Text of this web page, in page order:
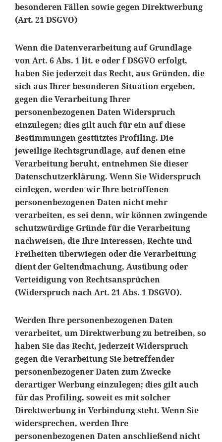
besonderen Fällen sowie gegen Direktwerbung
(Art. 21 DSGVO)
Wenn die Datenverarbeitung auf Grundlage
von Art. 6 Abs. 1 lit. e oder f DSGVO erfolgt,
haben Sie jederzeit das Recht, aus Gründen, die
sich aus Ihrer besonderen Situation ergeben,
gegen die Verarbeitung Ihrer
personenbezogenen Daten Widerspruch
einzulegen; dies gilt auch für ein auf diese
Bestimmungen gestütztes Profiling. Die
jeweilige Rechtsgrundlage, auf denen eine
Verarbeitung beruht, entnehmen Sie dieser
Datenschutzerklärung. Wenn Sie Widerspruch
einlegen, werden wir Ihre betroffenen
personenbezogenen Daten nicht mehr
verarbeiten, es sei denn, wir können zwingende
schutzwürdige Gründe für die Verarbeitung
nachweisen, die Ihre Interessen, Rechte und
Freiheiten überwiegen oder die Verarbeitung
dient der Geltendmachung, Ausübung oder
Verteidigung von Rechtsansprüchen
(Widerspruch nach Art. 21 Abs. 1 DSGVO).
Werden Ihre personenbezogenen Daten
verarbeitet, um Direktwerbung zu betreiben, so
haben Sie das Recht, jederzeit Widerspruch
gegen die Verarbeitung Sie betreffender
personenbezogener Daten zum Zwecke
derartiger Werbung einzulegen; dies gilt auch
für das Profiling, soweit es mit solcher
Direktwerbung in Verbindung steht. Wenn Sie
widersprechen, werden Ihre
personenbezogenen Daten anschließend nicht